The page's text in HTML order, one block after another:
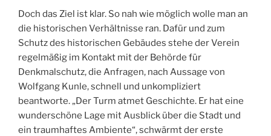
Doch das Ziel ist klar. So nah wie möglich wolle man an
die historischen Verhältnisse ran. Dafür und zum
Schutz des historischen Gebäudes stehe der Verein
regelmäßig im Kontakt mit der Behörde für
Denkmalschutz, die Anfragen, nach Aussage von
Wolfgang Kunle, schnell und unkompliziert
beantworte. „Der Turm atmet Geschichte. Er hat eine
wunderschöne Lage mit Ausblick über die Stadt und
ein traumhaftes Ambiente“, schwärmt der erste